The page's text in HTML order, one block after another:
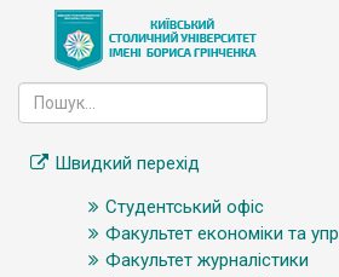
Швидкий перехід
Студентський офіс
Факультет економіки та
Факультет журналістики